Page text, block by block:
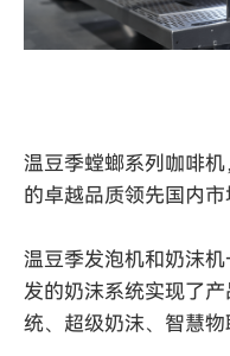
温豆季螳螂系列咖啡
的卓越品质领先国内市
温豆季发泡机和奶沫
发的奶沫系统实现了
统、超级奶沫、智慧物